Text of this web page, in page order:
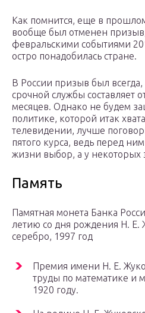
Как помнится, еще в
вообще был отменен
февральскими событиями
остро понадобилась стране.
В России призыв был
срочной службы составляет
месяцев. Однако не будем
политике, которой итак
телевидении, лучше
пятого курса, ведь перед
жизни выбор, а у некоторых
Память
Памятная монета Банка
летию со дня рождения Н. Е.
серебро, 1997 год
Премия имени Н. Е.
труды по математике и
1920 году.